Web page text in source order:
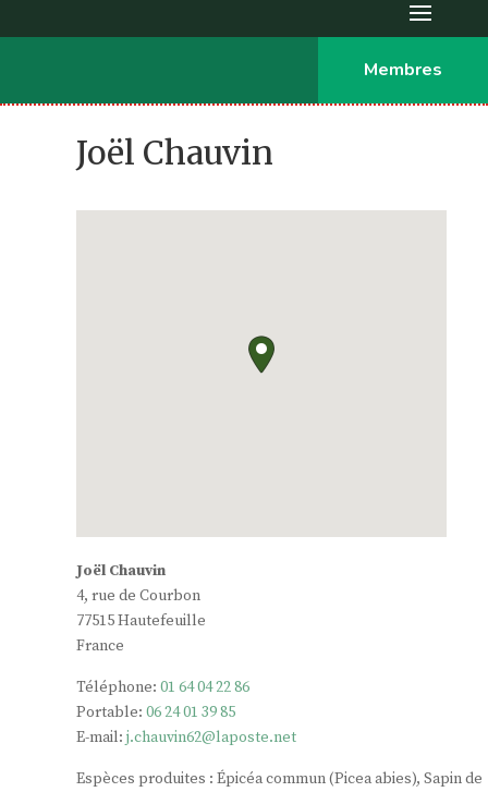
Membres
Joël Chauvin
Joël Chauvin
4, rue de Courbon
77515Hautefeuille
France
Téléphone: 01 64 04 22 86
Portable: 06 24 01 39 85
E-mail: j.chauvin62@laposte.net
Espèces produites : Épicéa commun (Picea abies), Sapin de